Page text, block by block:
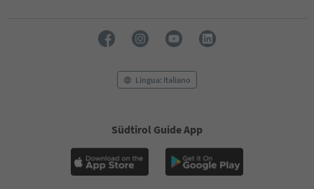
Lingua: Italiano
Südtirol Guide App